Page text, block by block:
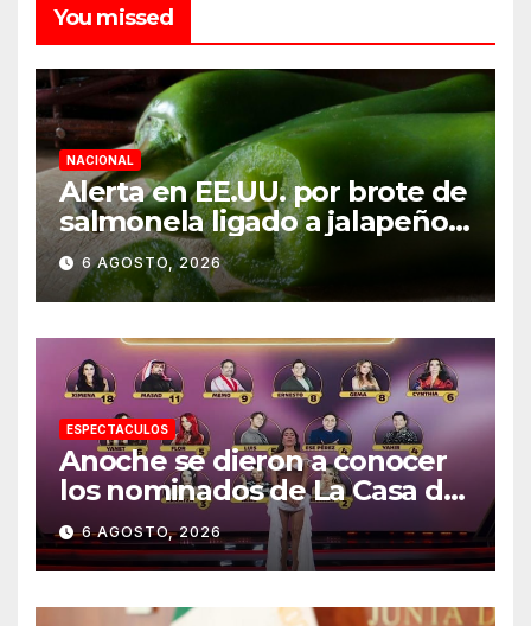
You missed
NACIONAL
Alerta en EE.UU. por brote de
salmonela ligado a jalapeños
mexicanos; reportan 345
casos
6 AGOSTO, 2026
ESPECTACULOS
Anoche se dieron a conocer
los nominados de La Casa de
los Famosos México 2026 en
la segunda semana
6 AGOSTO, 2026